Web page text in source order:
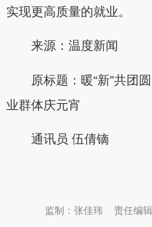
实现更高质量的就业。
来源：温度新闻
原标题：暖“新”共团圆
业群体庆元宵
通讯员 伍倩镝
责任编
监制：张佳玮